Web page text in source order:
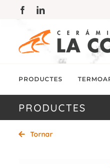
content
FacebookLinkedIn
PRODUCTES
PRODUCTES
Tornar